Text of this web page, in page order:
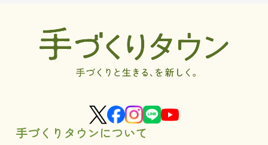
手づくりタウンについて